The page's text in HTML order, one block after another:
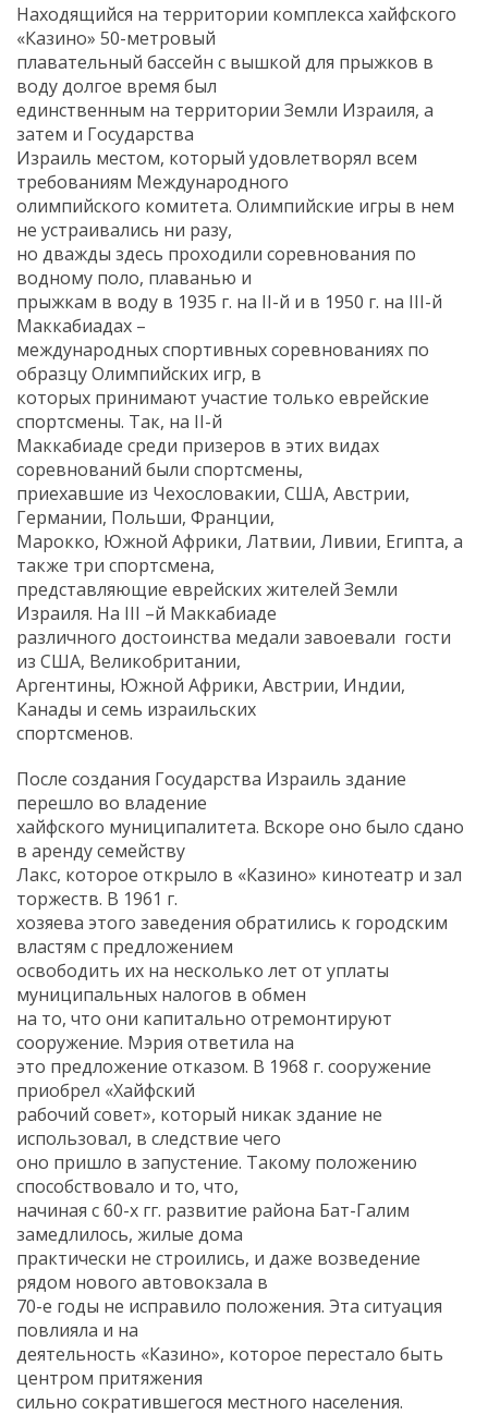
Находящийся на территории комплекса хайфского
«Казино» 50-метровый
плавательный бассейн с вышкой для прыжков в
воду долгое время был
единственным на территории Земли Израиля, а
затем и Государства
Израиль местом, который удовлетворял всем
требованиям Международного
олимпийского комитета. Олимпийские игры в нем
не устраивались ни разу,
но дважды здесь проходили соревнования по
водному поло, плаванью и
прыжкам в воду в 1935 г. на II-й и в 1950 г. на III-й
Маккабиадах –
международных спортивных соревнованиях по
образцу Олимпийских игр, в
которых принимают участие только еврейские
спортсмены. Так, на II-й
Маккабиаде среди призеров в этих видах
соревнований были спортсмены,
приехавшие из Чехословакии, США, Австрии,
Германии, Польши, Франции,
Марокко, Южной Африки, Латвии, Ливии, Египта, а
также три спортсмена,
представляющие еврейских жителей Земли
Израиля. На III –й Маккабиаде
различного достоинства медали завоевали гости
из США, Великобритании,
Аргентины, Южной Африки, Австрии, Индии,
Канады и семь израильских
спортсменов.
После создания Государства Израиль здание
перешло во владение
хайфского муниципалитета. Вскоре оно было сдано
в аренду семейству
Лакс, которое открыло в «Казино» кинотеатр и зал
торжеств. В 1961 г.
хозяева этого заведения обратились к городским
властям с предложением
освободить их на несколько лет от уплаты
муниципальных налогов в обмен
на то, что они капитально отремонтируют
сооружение. Мэрия ответила на
это предложение отказом. В 1968 г. сооружение
приобрел «Хайфский
рабочий совет», который никак здание не
использовал, в следствие чего
оно пришло в запустение. Такому положению
способствовало и то, что,
начиная с 60-х гг. развитие района Бат-Галим
замедлилось, жилые дома
практически не строились, и даже возведение
рядом нового автовокзала в
70-е годы не исправило положения. Эта ситуация
повлияла и на
деятельность «Казино», которое перестало быть
центром притяжения
сильно сократившегося местного населения.